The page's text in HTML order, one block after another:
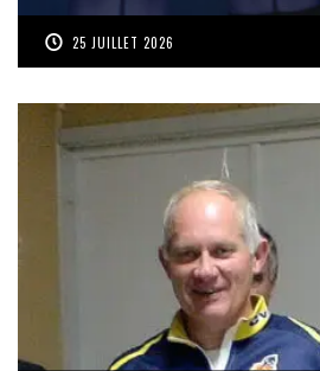
25 JUILLET 2026